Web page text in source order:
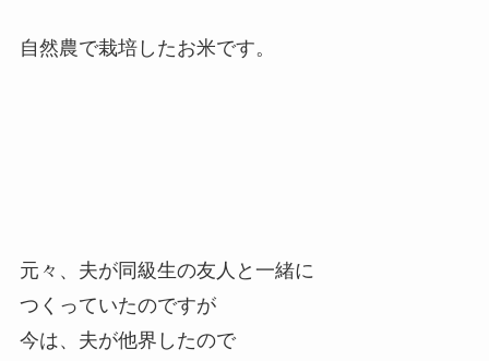
自然農で栽培したお米です。
元々、夫が同級生の友人と一緒に
つくっていたのですが
今は、夫が他界したので